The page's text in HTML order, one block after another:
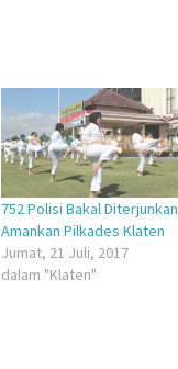
752 Polisi Bakal Diterjunkan
Amankan Pilkades Klaten
Jumat, 21 Juli, 2017
dalam "Klaten"